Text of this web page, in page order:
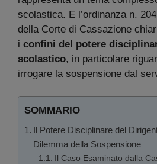
scolastica. E l’ordinanza n.
della Corte di Cassazione
i confini del potere
scolastico, in particolare
irrogare la sospensione dal
SOMMARIO
Il Potere Disciplinare del
Dilemma della Sospensione
Il Caso Esaminato dalla